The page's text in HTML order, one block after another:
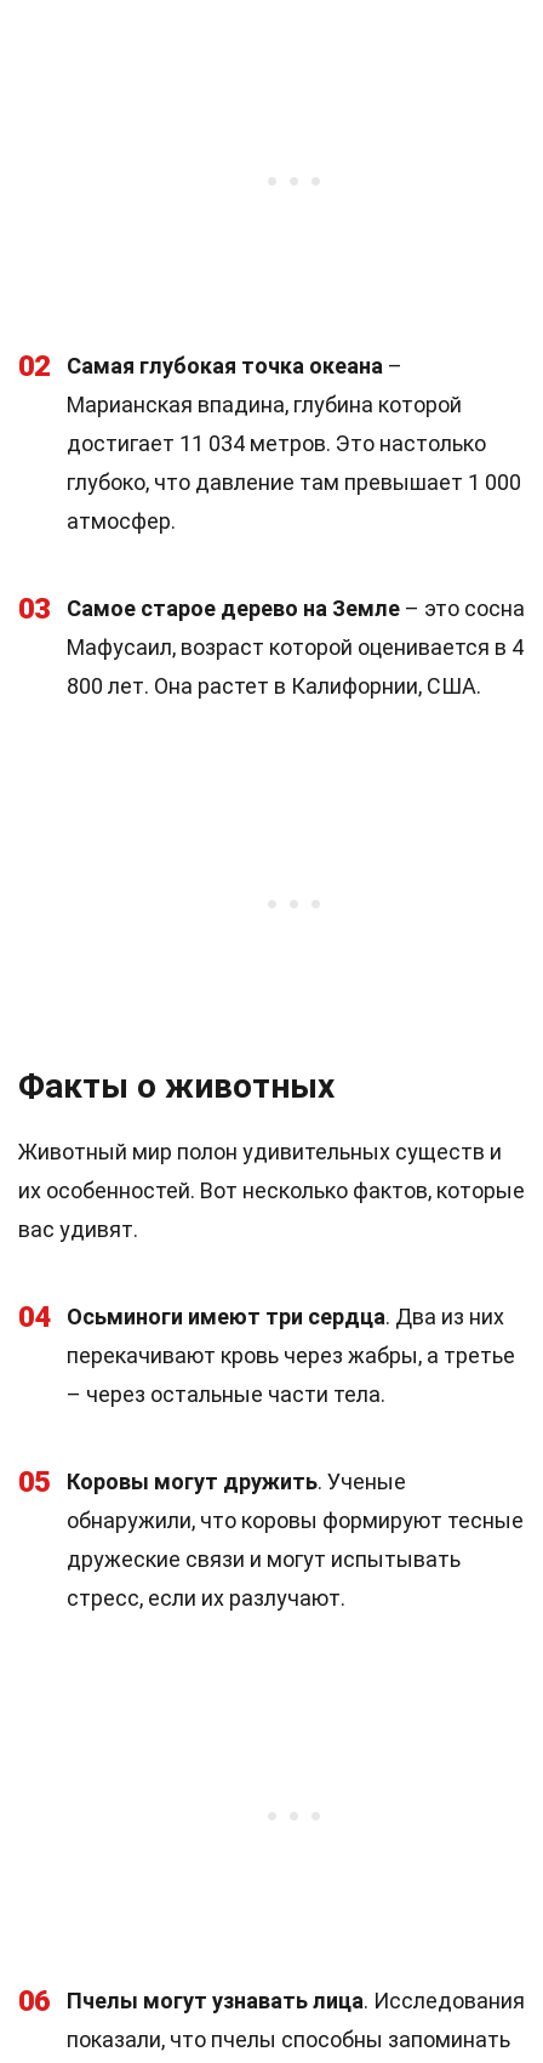
02 Самая глубокая точка океана –
Марианская впадина, глубина которой
достигает 11 034 метров. Это настолько
глубоко, что давление там превышает 1 000
атмосфер.
03 Самое старое дерево на Земле – это сосна
Мафусаил, возраст которой оценивается в 4
800 лет. Она растет в Калифорнии, США.
Факты о животных
Животный мир полон удивительных существ и
их особенностей. Вот несколько фактов, которые
вас удивят.
04 Осьминоги имеют три сердца. Два из них
перекачивают кровь через жабры, а третье
– через остальные части тела.
05 Коровы могут дружить. Ученые
обнаружили, что коровы формируют тесные
дружеские связи и могут испытывать
стресс, если их разлучают.
06 Пчелы могут узнавать лица. Исследования
показали, что пчелы способны запоминать